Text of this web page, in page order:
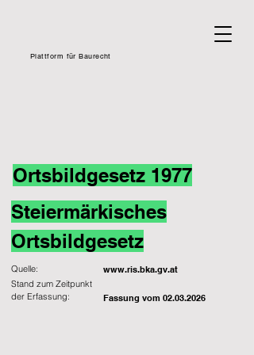
Plattform für Baurecht
Ortsbildgesetz 1977
Steiermärkisches
Ortsbildgesetz
Quelle: www.ris.bka.gv.at
Fassung vom 02.03.2026
Stand zum Zeitpunkt
der Erfassung: